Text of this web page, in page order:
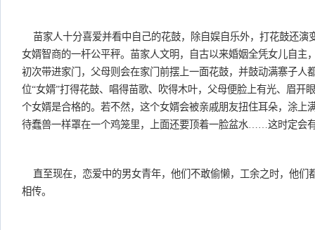
苗家人十分喜爱并看中自己的花鼓，除自娱自乐外，打花鼓还演
女婿智商的一杆公平秤。苗家人文明，自古以来婚姻全凭女儿自主
初次带进家门，父母则会在家门前摆上一面花鼓，并鼓动满寨子人
位“女婿”打得花鼓、唱得苗歌、吹得木叶，父母便脸上有光、眉开
个女婿是合格的。若不然，这个女婿会被亲戚朋友扭住耳朵，涂上
待蠢兽一样罩在一个鸡笼里，上面还要顶着一脸盆水……这时定
直至现在，恋爱中的男女青年，他们不敢偷懒，工余之时，他们
相传。